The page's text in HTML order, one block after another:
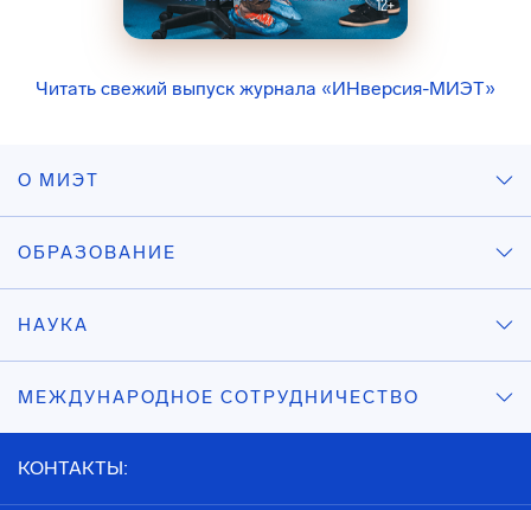
Читать свежий выпуск журнала «ИНверсия-МИЭТ»
О МИЭТ
ОБРАЗОВАНИЕ
НАУКА
МЕЖДУНАРОДНОЕ СОТРУДНИЧЕСТВО
КОНТАКТЫ: